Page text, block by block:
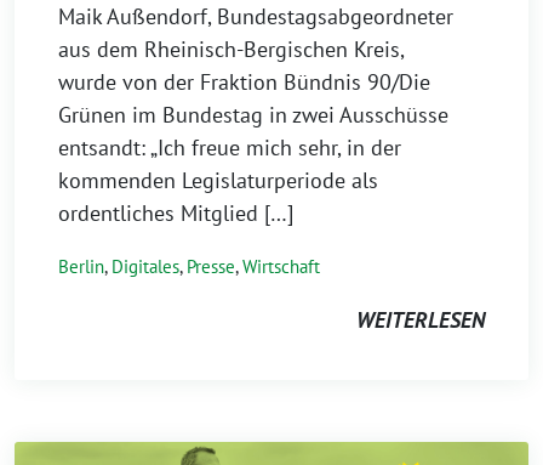
Maik Außendorf, Bundestagsabgeordneter
aus dem Rheinisch-Bergischen Kreis,
wurde von der Fraktion Bündnis 90/Die
Grünen im Bundestag in zwei Ausschüsse
entsandt: „Ich freue mich sehr, in der
kommenden Legislaturperiode als
ordentliches Mitglied […]
Berlin, Digitales, Presse,Wirtschaft
WEITERLESEN